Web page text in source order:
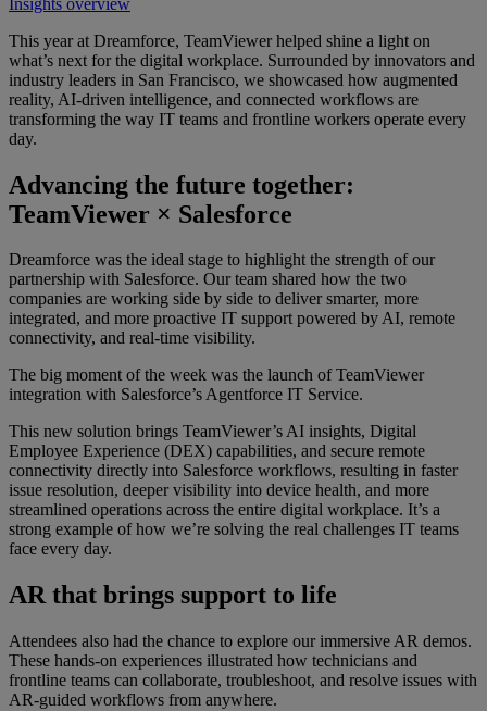
This year at Dreamforce, TeamViewer helped shine a light on
what’s next for the digital workplace. Surrounded by innovators and
industry leaders in San Francisco, we showcased how augmented
reality, AI-driven intelligence, and connected workflows are
transforming the way IT teams and frontline workers operate every
day.
Advancing the future together:
TeamViewer × Salesforce
Dreamforce was the ideal stage to highlight the strength of our
partnership with Salesforce. Our team shared how the two
companies are working side by side to deliver smarter, more
integrated, and more proactive IT support powered by AI, remote
connectivity, and real-time visibility.
The big moment of the week was the launch of TeamViewer
integration with Salesforce’s Agentforce IT Service.
This new solution brings TeamViewer’s AI insights, Digital
Employee Experience (DEX) capabilities, and secure remote
connectivity directly into Salesforce workflows, resulting in faster
issue resolution, deeper visibility into device health, and more
streamlined operations across the entire digital workplace. It’s a
strong example of how we’re solving the real challenges IT teams
face every day.
AR that brings support to life
Attendees also had the chance to explore our immersive AR demos.
These hands-on experiences illustrated how technicians and
frontline teams can collaborate, troubleshoot, and resolve issues with
AR-guided workflows from anywhere.